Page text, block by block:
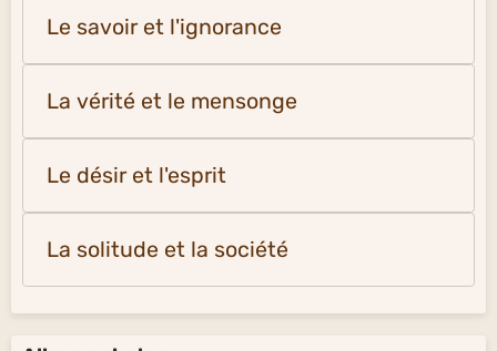
Le savoir et l'ignorance
La vérité et le mensonge
Le désir et l'esprit
La solitude et la société